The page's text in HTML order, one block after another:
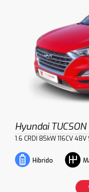
Hyundai TUCSON
1.6 CRDI 85kW 116CV
Híbrido